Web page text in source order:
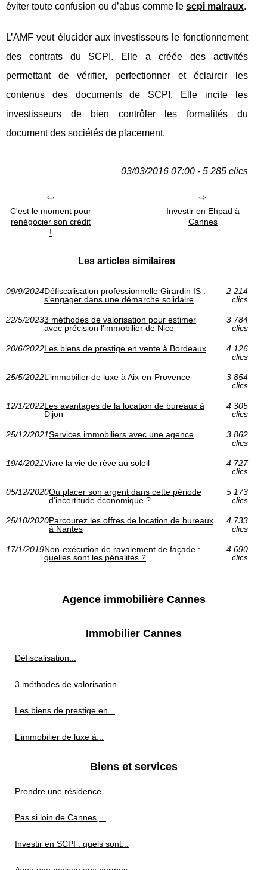
éviter toute confusion ou d’abus comme le scpi malraux.
L’AMF veut élucider aux investisseurs le fonctionnement
des contrats du SCPI. Elle a créée des activités
permettant de vérifier, perfectionner et éclaircir les
contenus des documents de SCPI. Elle incite les
investisseurs de bien contrôler les formalités du
document des sociétés de placement.
03/03/2016 07:00 - 5 285 clics
C'est le moment pour
renégocier son crédit
!
Investir en Ehpad à
Cannes
Les articles similaires
09/9/2024Défiscalisation professionnelle Girardin IS :
s’engager dans une démarche solidaire
2 214
clics
22/5/20233 méthodes de valorisation pour estimer
avec précision l'immobilier de Nice
3 784
clics
20/6/2022Les biens de prestige en vente à Bordeaux
4 126
clics
25/5/2022L’immobilier de luxe à Aix-en-Provence
3 854
clics
12/1/2022Les avantages de la location de bureaux à
Dijon
4 305
clics
25/12/2021Services immobiliers avec une agence
3 862
clics
19/4/2021Vivre la vie de rêve au soleil
4 727
clics
05/12/2020Où placer son argent dans cette période
d'incertitude économique ?
5 173
clics
25/10/2020Parcourez les offres de location de bureaux
à Nantes
4 733
clics
17/1/2019Non-exécution de ravalement de façade :
quelles sont les pénalités ?
4 690
clics
Agence immobilière Cannes
Immobilier Cannes
Défiscalisation...
3 méthodes de valorisation...
Les biens de prestige en...
L’immobilier de luxe à...
Biens et services
Prendre une résidence...
Pas si loin de Cannes,...
Investir en SCPI : quels sont...